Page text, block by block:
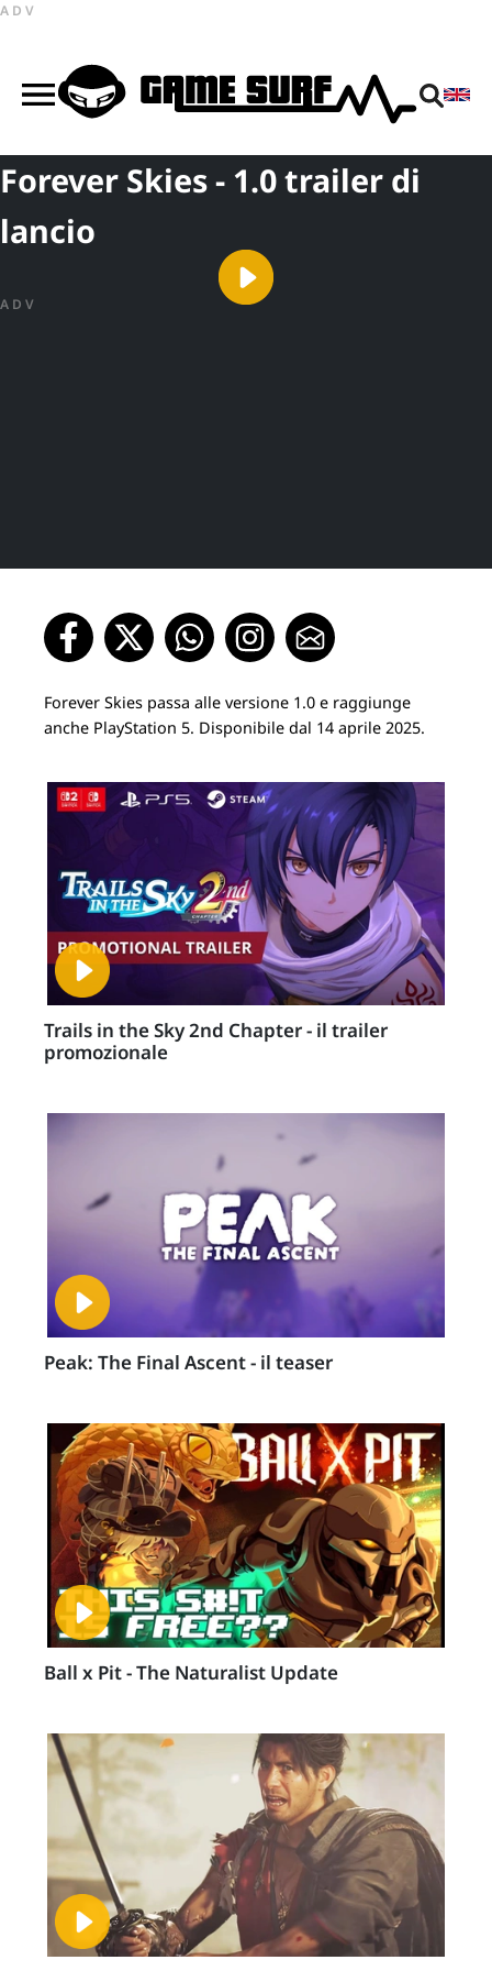
ADV
Forever Skies - 1.0 trailer di
lancio
ADV
Forever Skies passa alle versione 1.0 e raggiunge
anche PlayStation 5. Disponibile dal 14 aprile 2025.
Trails in the Sky 2nd Chapter - il trailer
promozionale
Peak: The Final Ascent - il teaser
Ball x Pit - The Naturalist Update